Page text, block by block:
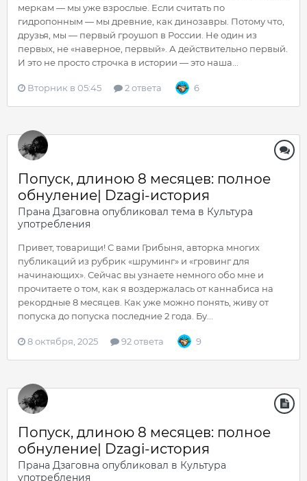
меркам — мы уже взрослые. Если считать по
гидропонным — мы древние, как динозавры. Потому что,
друзья, мы — первый гроушоп в России. Не один из
первых, не «наверное, первый». А действительно первый.
И это не просто строчка в истории — это наша...
Вторник в 05:45 2 ответа 6
Попуск, длиною 8 месяцев: полное
обнуление| Dzagi-история
Прана Дзаговна опубликовал тема в Культура
употребления
Привет, товарищи! С вами Грибыня, авторка многих
публикаций из рубрик «шруминг» и «гровинг для
начинающих». Сейчас вы узнаете немного обо мне и
прочитаете о том, как я воздержалась от каннабиса на
рекордные 8 месяцев. Как уже можно понять, живу от
попуска до попуска последние 2 года. Бу...
8 октября, 2025 92 ответа 9
Попуск, длиною 8 месяцев: полное
обнуление| Dzagi-история
Прана Дзаговна опубликовал в Культура
употребления